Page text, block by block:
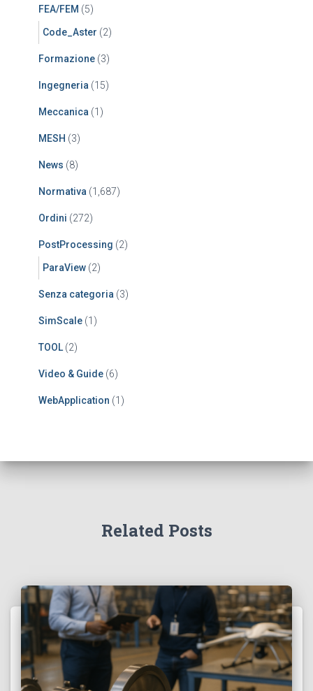
FEA/FEM (5)
Code_Aster (2)
Formazione (3)
Ingegneria (15)
Meccanica (1)
MESH (3)
News (8)
Normativa (1,687)
Ordini (272)
PostProcessing (2)
ParaView (2)
Senza categoria (3)
SimScale (1)
TOOL (2)
Video & Guide (6)
WebApplication (1)
Related Posts